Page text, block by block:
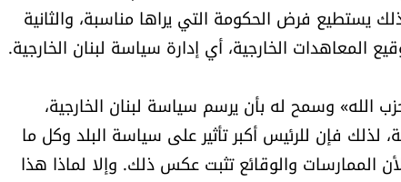
يستطيع فرض الحكومة التي يراها مناسبة، والثانية
المعاهدات الخارجية، أي إدارة سياسة لبنان الخارجية.
وسمح له بأن يرسم سياسة لبنان الخارجية،
لذلك فإن للرئيس أكبر تأثير على سياسة البلد وكل ما
الممارسات والوقائع تثبت عكس ذلك. وإلا لماذا هذا